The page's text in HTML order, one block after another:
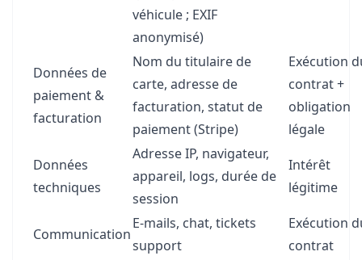
véhicule ; EXIF
anonymisé)
Données de
paiement &
facturation
Nom du titulaire de
carte, adresse de
facturation, statut de
paiement (Stripe)
Exécution
contrat +
obligation
légale
Données
techniques
Adresse IP, navigateur,
appareil, logs, durée de
session
Intérêt
légitime
Communication
E-mails, chat, tickets
support
Exécution
contrat